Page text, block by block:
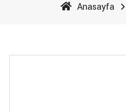
Anasayfa